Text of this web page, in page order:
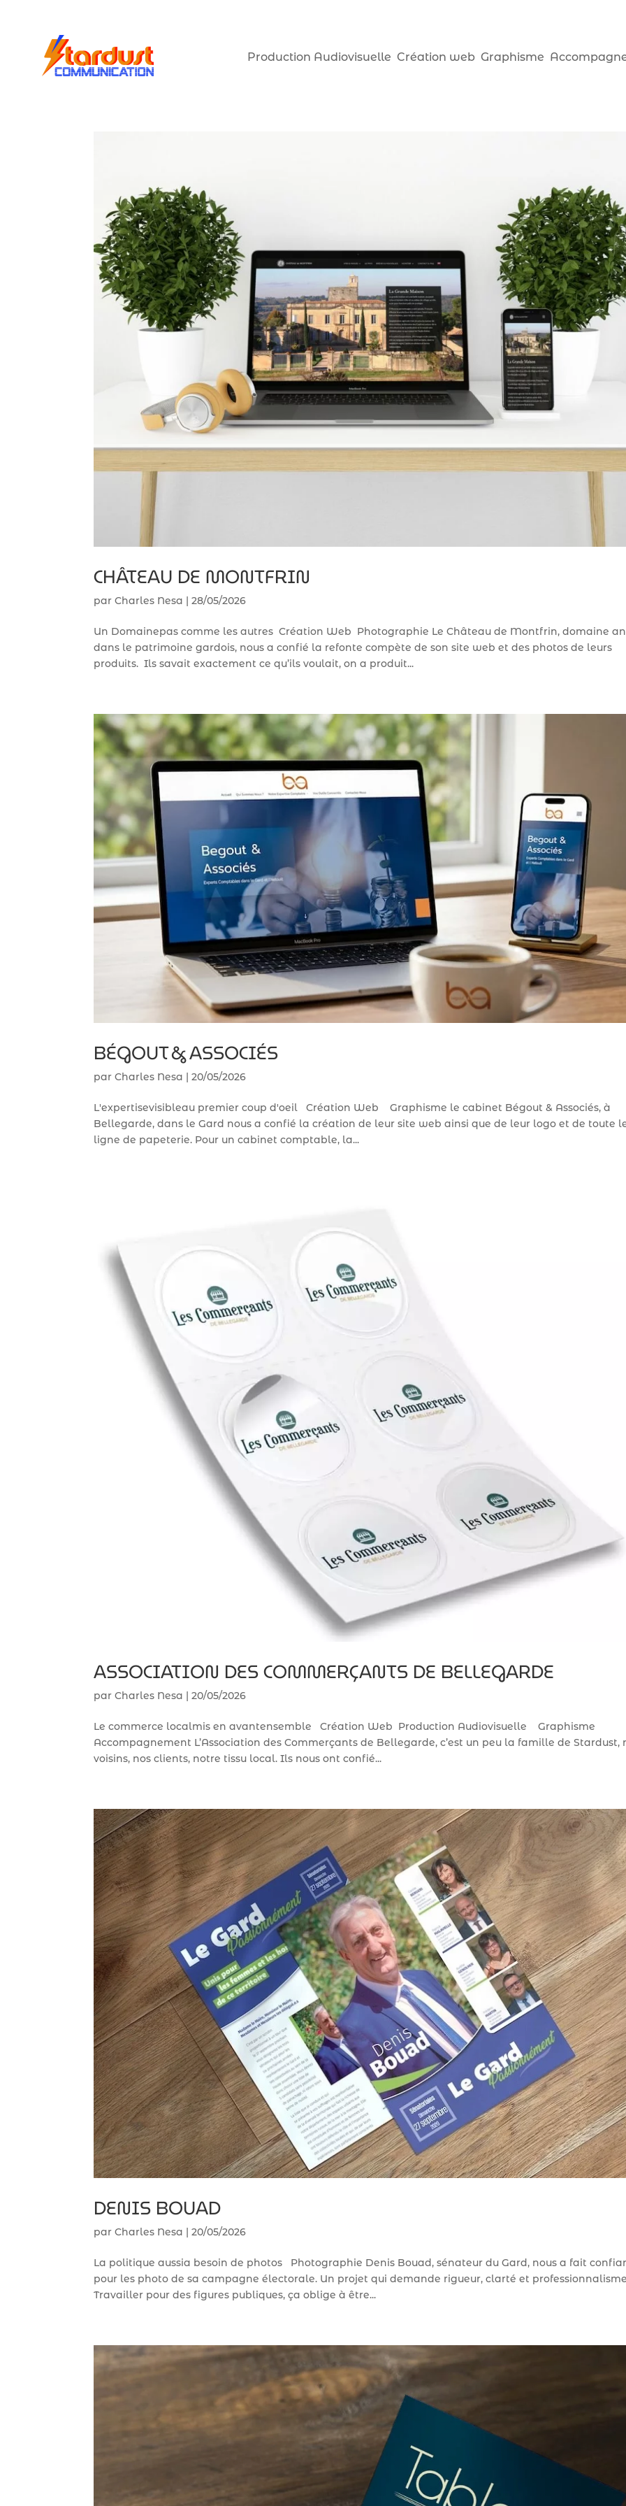
Production Audiovisuelle Création web Graphisme
CHÂTEAU DE MONTFRIN
parCharles Nesa |28/05/2026
Un Domainepas comme les autres Création Web Photographie Le Château de Montfrin, domaine
dans le patrimoine gardois, nous a confié la refonte compète de son site web et des photos de leurs
produits. Ils savait exactement ce qu’ils voulait, on a produit...
BÉGOUT & ASSOCIÉS
parCharles Nesa |20/05/2026
L'expertisevisibleau premier coup d'oeil Création Web Graphisme le cabinet Bégout & Associés, à
Bellegarde, dans le Gard nous a confié la création de leur site web ainsi que de leur logo et de toute
ligne de papeterie. Pour un cabinet comptable, la...
ASSOCIATION DES COMMERÇANTS DE BELLEGARDE
parCharles Nesa |20/05/2026
Le commerce localmis en avantensemble Création Web Production Audiovisuelle Graphisme
Accompagnement L’Association des Commerçants de Bellegarde, c’est un peu la famille de Stardust,
voisins, nos clients, notre tissu local. Ils nous ont confié...
DENIS BOUAD
parCharles Nesa |20/05/2026
La politique aussia besoin de photos Photographie Denis Bouad, sénateur du Gard, nous a fait
pour les photo de sa campagne électorale. Un projet qui demande rigueur, clarté et
Travailler pour des figures publiques, ça oblige à être...